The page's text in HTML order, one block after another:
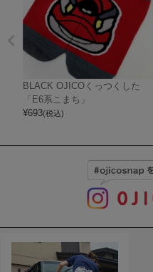
BLACK OJICOくっつくした
「E6系こまち」
¥693(税込)